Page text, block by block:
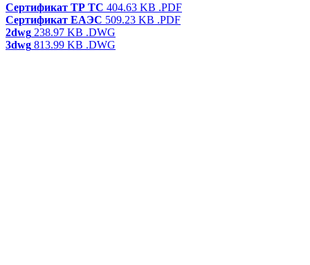
Сертификат ТР ТС 404.63 KB .PDF
Сертификат ЕАЭС 509.23 KB .PDF
2dwg 238.97 KB .DWG
3dwg 813.99 KB .DWG